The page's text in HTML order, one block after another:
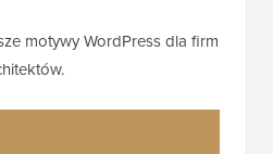
motywy WordPress dla firm